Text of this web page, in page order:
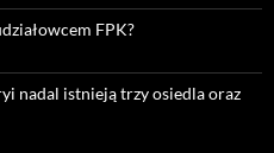
FPK?
nadal istnieją trzy osiedla oraz